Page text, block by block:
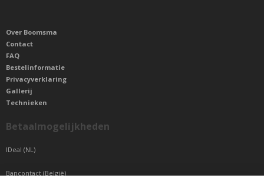
Over Boomsma
Contact
FAQ
Bestelinformatie
Privacyverklaring
Gallerij
Technieken
Betaalmogelijkheden
IDeal (NL)
Bancontact (België)